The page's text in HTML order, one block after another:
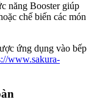
năng Booster giúp
chế biến các món
ứng dụng vào bếp
www.sakura-